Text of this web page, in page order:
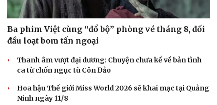
Ba phim Việt cùng “đổ bộ” phòng vé tháng 8, đối
đầu loạt bom tấn ngoại
Thanh âm vượt đại dương: Chuyện chưa kể về bản tình
ca từ chốn ngục tù Côn Đảo
Hoa hậu Thế giới Miss World 2026 sẽ khai mạc tại Quảng
Ninh ngày 11/8